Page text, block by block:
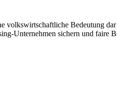
volkswirtschaftliche Bedeutung
Unternehmen sichern und faire